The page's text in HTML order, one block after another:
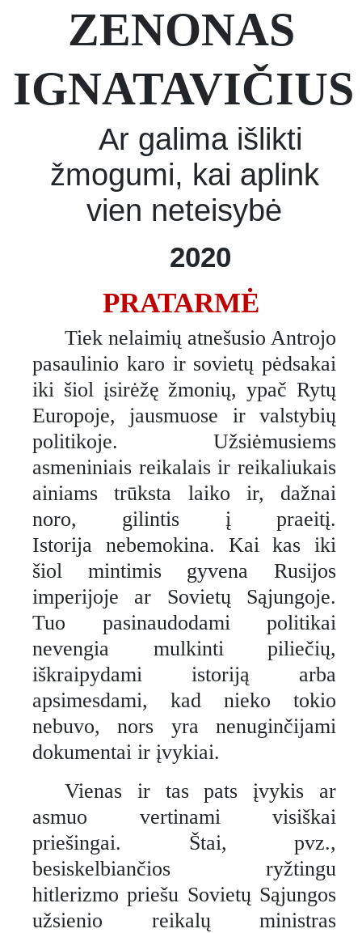
ZENONAS
IGNATAVIČIUS
Ar galima išlikti
žmogumi, kai aplink
vien neteisybė
2020
PRATARMĖ
Tiek nelaimių atnešusio Antrojo
pasaulinio karo ir sovietų pėdsakai
iki šiol įsirėžę žmonių, ypač Rytų
Europoje, jausmuose ir valstybių
politikoje. Užsiėmusiems
asmeniniais reikalais ir reikaliukais
ainiams trūksta laiko ir, dažnai
noro, gilintis į praeitį.
Istorija nebemokina. Kai kas iki
šiol mintimis gyvena Rusijos
imperijoje ar Sovietų Sąjungoje.
Tuo pasinaudodami politikai
nevengia mulkinti piliečių,
iškraipydami istoriją arba
apsimesdami, kad nieko tokio
nebuvo, nors yra nenuginčijami
dokumentai ir įvykiai.
Vienas ir tas pats įvykis ar
asmuo vertinami visiškai
priešingai. Štai, pvz.,
besiskelbiančios ryžtingu
hitlerizmo priešu Sovietų Sąjungos
užsienio reikalų ministras